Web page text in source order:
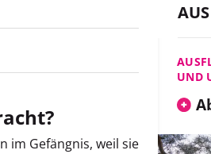
im Gefängnis, weil sie
UND